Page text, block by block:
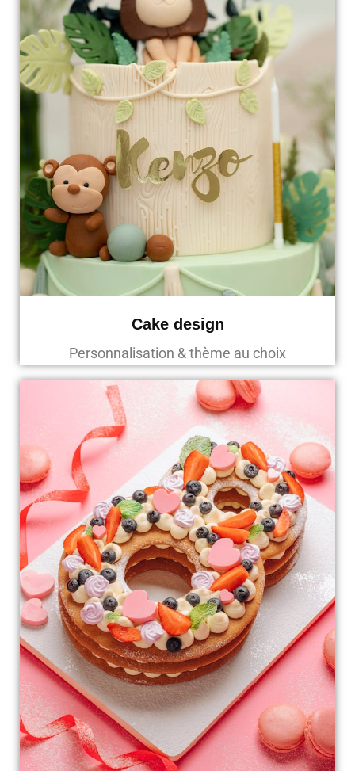
Cake design
Personnalisation & thème au choix